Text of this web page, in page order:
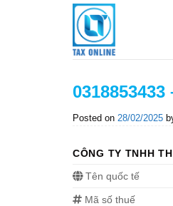
Posted on 28/02/2025
CÔNG TY TNHH
Tên quốc tế
Mã số thuế